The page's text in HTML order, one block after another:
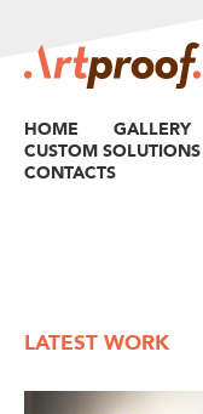
HOME GALLERY
CUSTOM SOLUTIONS
CONTACTS
LATEST WORK